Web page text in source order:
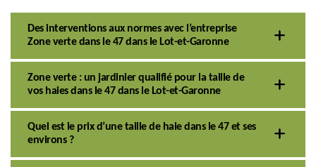
Des interventions aux normes avec l’entreprise
Zone verte dans le 47 dans le Lot-et-Garonne
Zone verte : un jardinier qualifié pour la taille de
vos haies dans le 47 dans le Lot-et-Garonne
Quel est le prix d’une taille de haie dans le 47 et ses
environs ?